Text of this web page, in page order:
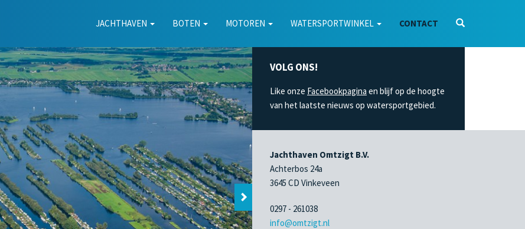
JACHTHAVEN BOTEN MOTOREN WATERSPORTWINKEL CONTACT
VOLG ONS!
Like onze Facebookpagina en blijf op de hoogte
van het laatste nieuws op watersportgebied.
Jachthaven Omtzigt B.V.
Achterbos 24a
3645 CD Vinkeveen
0297 - 261038
info@omtzigt.nl